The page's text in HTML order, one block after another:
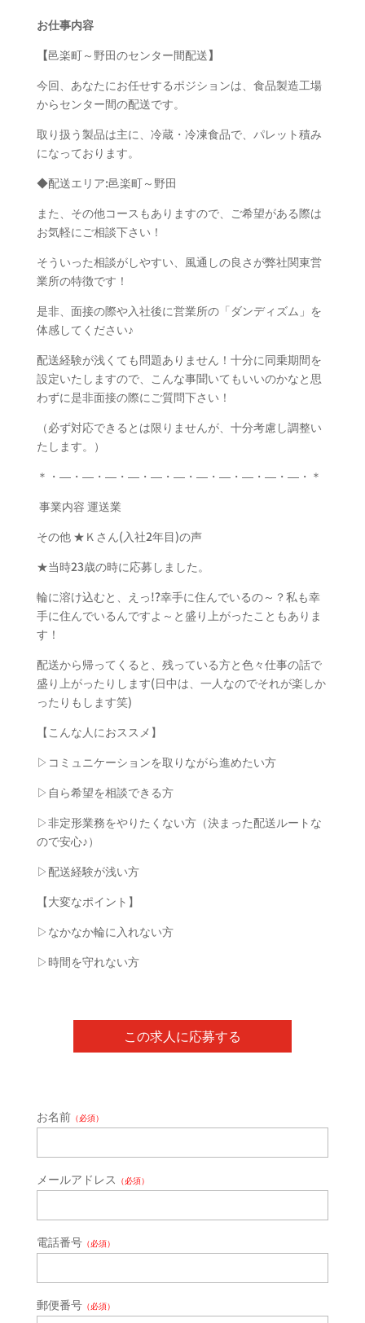
お仕事内容
【邑楽町～野田のセンター間配送】
今回、あなたにお任せするポジションは、食品製造工場
からセンター間の配送です。
取り扱う製品は主に、冷蔵・冷凍食品で、パレット積み
になっております。
◆配送エリア:邑楽町～野田
また、その他コースもありますので、ご希望がある際は
お気軽にご相談下さい！
そういった相談がしやすい、風通しの良さが弊社関東営
業所の特徴です！
是非、面接の際や入社後に営業所の「ダンディズム」を
体感してください♪
配送経験が浅くても問題ありません！十分に同乗期間を
設定いたしますので、こんな事聞いてもいいのかなと思
わずに是非面接の際にご質問下さい！
（必ず対応できるとは限りませんが、十分考慮し調整い
たします。）
＊・―・―・―・―・―・―・―・―・―・―・―・＊
事業内容 運送業
その他 ★Ｋさん(入社2年目)の声
★当時23歳の時に応募しました。
輪に溶け込むと、えっ!?幸手に住んでいるの～？私も幸
手に住んでいるんですよ～と盛り上がったこともありま
す！
配送から帰ってくると、残っている方と色々仕事の話で
盛り上がったりします(日中は、一人なのでそれが楽しか
ったりもします笑)
【こんな人におススメ】
▷コミュニケーションを取りながら進めたい方
▷自ら希望を相談できる方
▷非定形業務をやりたくない方（決まった配送ルートな
ので安心♪）
▷配送経験が浅い方
【大変なポイント】
▷なかなか輪に入れない方
▷時間を守れない方
この求人に応募する
お名前 （必須）
メールアドレス （必須）
電話番号（必須）
郵便番号（必須）